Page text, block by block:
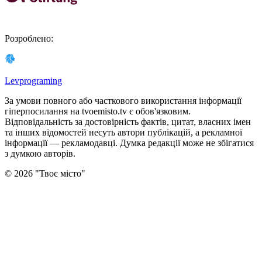
Розроблено:
Levprograming
За умови повного або часткового використання iнформацiї
гіперпосилання на tvoemisto.tv є обов'язковим.
Відповідальність за достовірність фактів, цитат, власних імен
та інших відомостей несуть автори публікацій, а рекламної
інформації — рекламодавці. Думка редакцiї може не збiгатися
з думкою авторiв.
© 2026 "Твоє місто"